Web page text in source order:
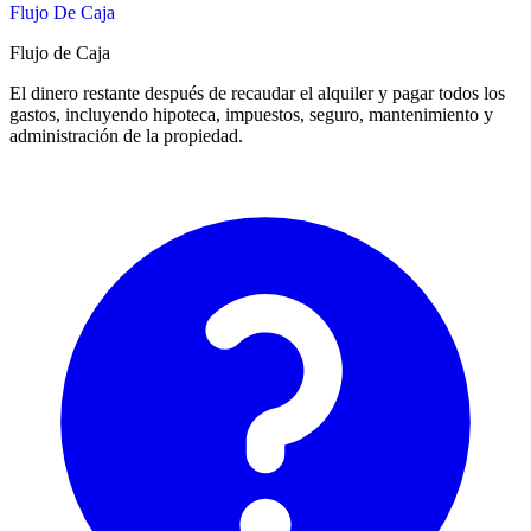
Flujo De Caja
Flujo de Caja
El dinero restante después de recaudar el alquiler y pagar todos los
gastos, incluyendo hipoteca, impuestos, seguro, mantenimiento y
administración de la propiedad.